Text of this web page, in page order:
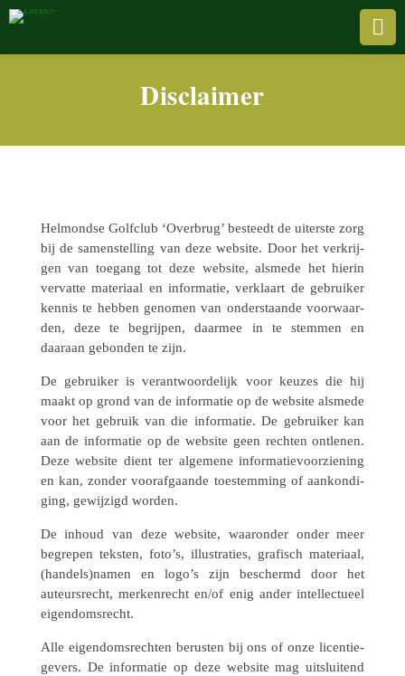

Disclaimer
Helmondse Golf­club ‘Overbrug’ besteedt de uiter­ste zorg
bij de samen­stel­ling van deze website. Door het verkrij­
gen van toegang tot deze website, alsmede het hierin
vervatte mate­ri­aal en infor­ma­tie, verklaart de gebrui­ker
kennis te hebben genomen van onder­staande voor­waar­
den, deze te begrij­pen, daarmee in te stemmen en
daaraan gebon­den te zijn.
De gebrui­ker is verant­woor­de­lijk voor keuzes die hij
maakt op grond van de infor­ma­tie op de website alsmede
voor het gebruik van die infor­ma­tie. De gebrui­ker kan
aan de infor­ma­tie op de website geen rechten ontle­nen.
Deze website dient ter alge­mene infor­ma­tie­voor­zie­ning
en kan, zonder voor­af­gaande toestem­ming of aankon­di­
ging, gewij­zigd worden.
De inhoud van deze website, waar­on­der onder meer
begre­pen teksten, foto’s, illu­stra­ties, grafisch mate­ri­aal,
(handels)namen en logo’s zijn beschermd door het
auteurs­recht, merken­recht en/of enig ander intel­lec­tu­eel
eigendomsrecht.
Alle eigen­doms­rech­ten berus­ten bij ons of onze licen­tie­
ge­vers. De infor­ma­tie op deze website mag uitslui­tend